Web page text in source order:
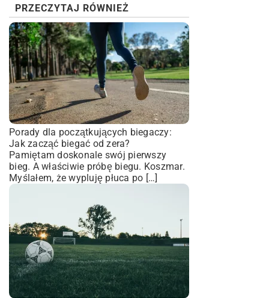
PRZECZYTAJ RÓWNIEŻ
Porady dla początkujących biegaczy:
Jak zacząć biegać od zera?
Pamiętam doskonale swój pierwszy
bieg. A właściwie próbę biegu. Koszmar.
Myślałem, że wypluję płuca po […]